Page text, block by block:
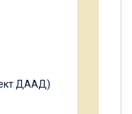
ДААД)